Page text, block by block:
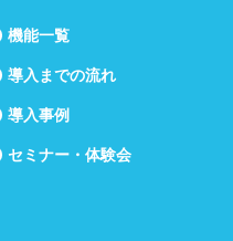
機能一覧
導入までの流れ
導入事例
セミナー・体験会